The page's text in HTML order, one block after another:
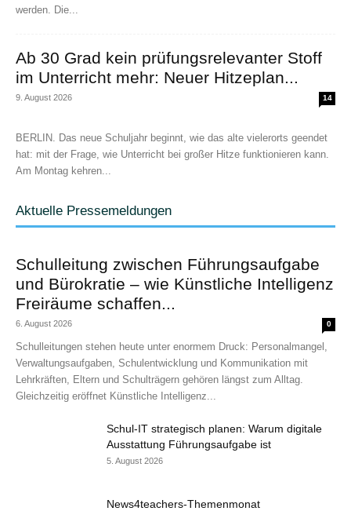
werden. Die...
Ab 30 Grad kein prüfungsrelevanter Stoff
im Unterricht mehr: Neuer Hitzeplan...
9. August 2026 14
BERLIN. Das neue Schuljahr beginnt, wie das alte vielerorts geendet
hat: mit der Frage, wie Unterricht bei großer Hitze funktionieren kann.
Am Montag kehren...
Aktuelle Pressemeldungen
Schulleitung zwischen Führungsaufgabe
und Bürokratie – wie Künstliche Intelligenz
Freiräume schaffen...
6. August 2026 0
Schulleitungen stehen heute unter enormem Druck: Personalmangel,
Verwaltungsaufgaben, Schulentwicklung und Kommunikation mit
Lehrkräften, Eltern und Schulträgern gehören längst zum Alltag.
Gleichzeitig eröffnet Künstliche Intelligenz...
Schul-IT strategisch planen: Warum digitale
Ausstattung Führungsaufgabe ist
5. August 2026
News4teachers-Themenmonat